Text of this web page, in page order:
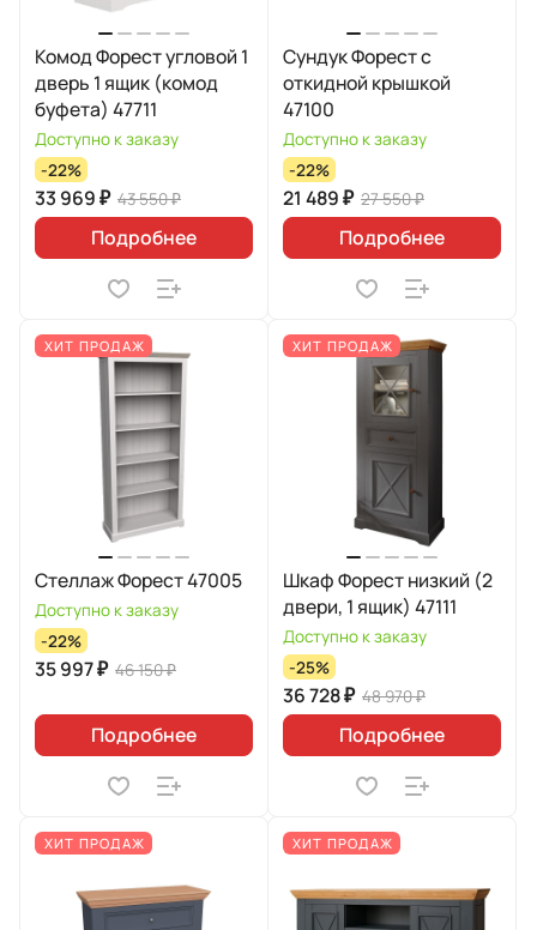
Комод Форест угловой 1
дверь 1 ящик (комод
буфета) 47711
Доступно к заказу
-22%
33 969 ₽ 43 550 ₽
Подробнее
Сундук Форест с
откидной крышкой
47100
Доступно к заказу
-22%
21 489 ₽ 27 550 ₽
Подробнее
ХИТ ПРОДАЖ
Стеллаж Форест 47005
Доступно к заказу
-22%
35 997 ₽ 46 150 ₽
Подробнее
ХИТ ПРОДАЖ
Шкаф Форест низкий (2
двери, 1 ящик) 47111
Доступно к заказу
-25%
36 728 ₽ 48 970 ₽
Подробнее
ХИТ ПРОДАЖ ХИТ ПРОДАЖ